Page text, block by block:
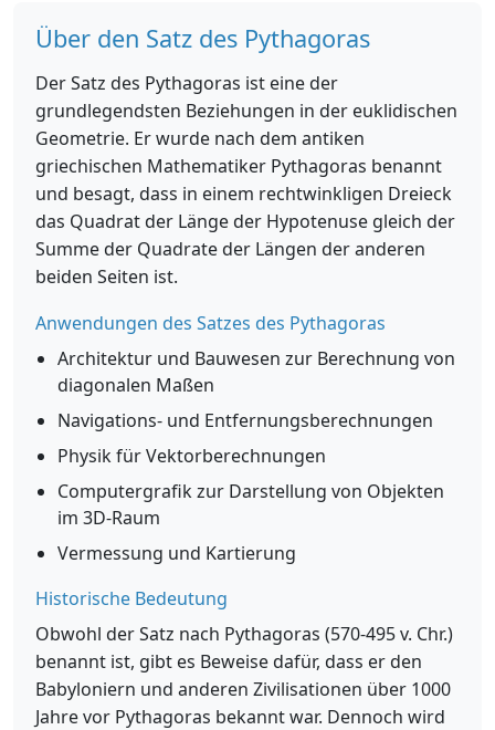
Über den Satz des Pythagoras
Der Satz des Pythagoras ist eine der
grundlegendsten Beziehungen in der euklidischen
Geometrie. Er wurde nach dem antiken
griechischen Mathematiker Pythagoras benannt
und besagt, dass in einem rechtwinkligen Dreieck
das Quadrat der Länge der Hypotenuse gleich der
Summe der Quadrate der Längen der anderen
beiden Seiten ist.
Anwendungen des Satzes des Pythagoras
Architektur und Bauwesen zur Berechnung von
diagonalen Maßen
Navigations- und Entfernungsberechnungen
Physik für Vektorberechnungen
Computergrafik zur Darstellung von Objekten
im 3D-Raum
Vermessung und Kartierung
Historische Bedeutung
Obwohl der Satz nach Pythagoras (570-495 v. Chr.)
benannt ist, gibt es Beweise dafür, dass er den
Babyloniern und anderen Zivilisationen über 1000
Jahre vor Pythagoras bekannt war. Dennoch wird